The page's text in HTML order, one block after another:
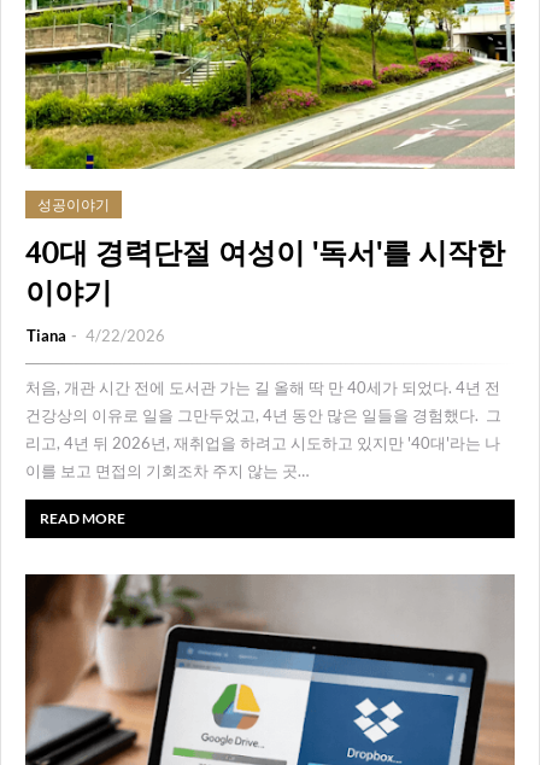
성공이야기
40대 경력단절 여성이 '독서'를 시작한
이야기
Tiana 4/22/2026
처음, 개관 시간 전에 도서관 가는 길 올해 딱 만 40세가 되었다. 4년 전
건강상의 이유로 일을 그만두었고, 4년 동안 많은 일들을 경험했다. 그
리고, 4년 뒤 2026년, 재취업을 하려고 시도하고 있지만 '40대'라는 나
이를 보고 면접의 기회조차 주지 않는 곳…
READ MORE